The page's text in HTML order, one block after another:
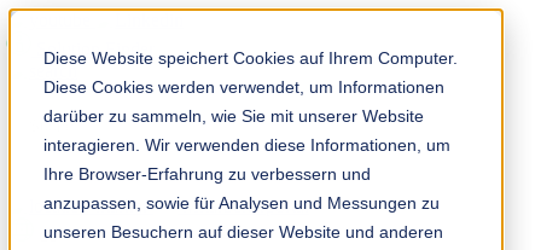
Diese Website speichert Cookies auf Ihrem Computer.
Diese Cookies werden verwendet, um Informationen
darüber zu sammeln, wie Sie mit unserer Website
interagieren. Wir verwenden diese Informationen, um
Ihre Browser-Erfahrung zu verbessern und
anzupassen, sowie für Analysen und Messungen zu
unseren Besuchern auf dieser Website und anderen
Solution Finder
Mitarbeiterportal
de